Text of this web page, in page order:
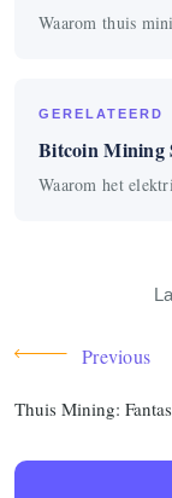
Waarom thuis
GERELATEERD
Bitcoin Mining
Waarom het
Previous
Thuis Mining: